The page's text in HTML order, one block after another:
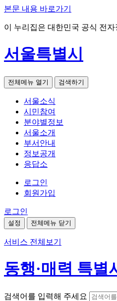
본문 내용 바로가기
이 누리집은 대한민국 공식 전
서울특별시
전체메뉴 열기 검색하기
서울소식
시민참여
분야별정보
서울소개
부서안내
정보공개
응답소
로그인
회원가입
로그인
설정 전체메뉴 닫기
서비스 전체보기
동행·매력 특별
검색어를 입력해 주세요